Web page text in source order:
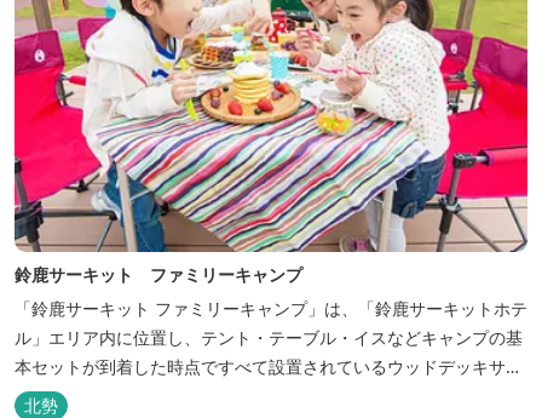
鈴鹿サーキット ファミリーキャンプ
「鈴鹿サーキット ファミリーキャンプ」は、「鈴鹿サーキットホテ
ル」エリア内に位置し、テント・テーブル・イスなどキャンプの基
本セットが到着した時点ですべて設置されているウッドデッキサイ
トの他、初めてのキャンプでも安心して楽しめる設備が整ったキャ
北勢